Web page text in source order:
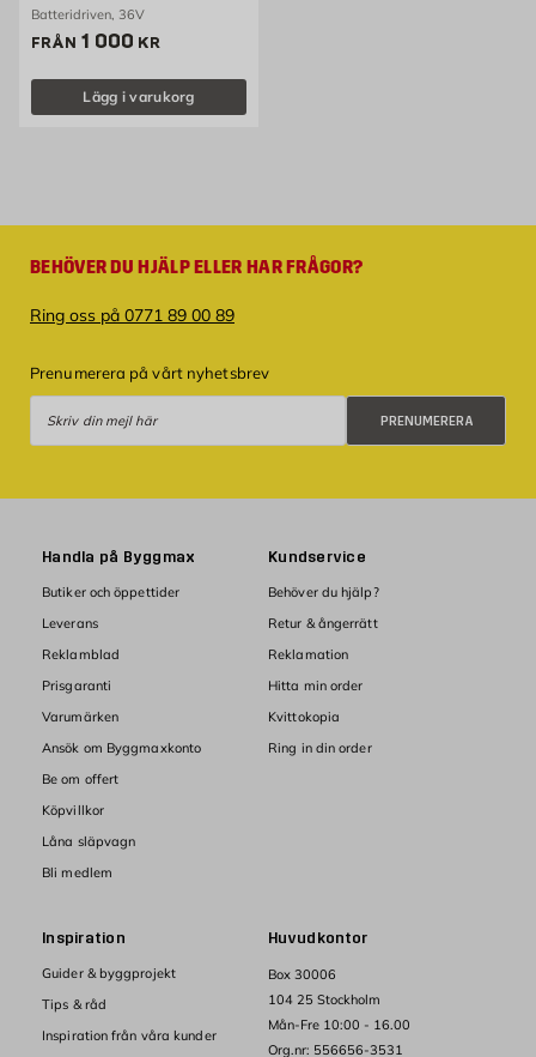
Batteridriven, 36V
FRÅN Pris 1000 kr
1 000 KR
Lägg i varukorg
BEHÖVER DU HJÄLP ELLER HAR FRÅGOR?
Ring oss på 0771 89 00 89
Prenumerera på vårt nyhetsbrev
PRENUMERERA
Huvudkontor
Box 30006
104 25 Stockholm
Mån-Fre 10:00 - 16.00
Org.nr: 556656-3531
Handla på Byggmax
Butiker och öppettider
Leverans
Reklamblad
Prisgaranti
Varumärken
Ansök om Byggmaxkonto
Be om offert
Köpvillkor
Låna släpvagn
Bli medlem
Kundservice
Behöver du hjälp?
Retur & ångerrätt
Reklamation
Hitta min order
Kvittokopia
Ring in din order
Inspiration
Guider & byggprojekt
Tips & råd
Inspiration från våra kunder